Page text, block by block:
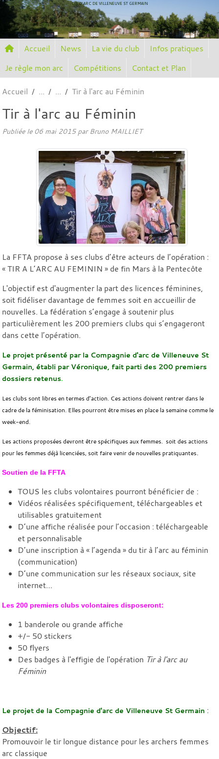
CIE D'ARC DE VILLENEUVE ST GERMAIN
Accueil News La vie du club
Infos pratiques
Je règle mon arc
Compétitions Contact et Plan
Accueil Tir à l'arc au Féminin
Tir à l'arc au Féminin
Publiée le 06 mai 2015par Bruno MAILLIET
La FFTA propose à ses clubs d’être acteurs de l’opération :
« TIR A L’ARC AU FEMININ » de fin Mars à la Pentecôte
L'objectif est d'augmenter la part des licences féminines,
soit fidéliser davantage de femmes soit en accueillir de
nouvelles. La fédération s’engage à soutenir plus
particulièrement les 200 premiers clubs qui s’engageront
dans cette l’opération.
Le projet présenté par la Compagnie d'arc de Villeneuve St
Germain, établi par Véronique, fait parti des 200 premiers
dossiers retenus.
Les clubs sont libres en termes d’action. Ces actions doivent rentrer dans le
cadre de la féminisation. Elles pourront être mises en place la semaine comme le
week-end.
Les actions proposées devront être spécifiques aux femmes. soit des actions
pour les femmes déjà licenciées, soit faire venir de nouvelles pratiquantes.
Soutien de la FFTA
TOUS les clubs volontaires pourront bénéficier de :
Vidéos réalisées spécifiquement, téléchargeables et
utilisables gratuitement
D’une affiche réalisée pour l’occasion : téléchargeable
et personnalisable
D’une inscription à « l’agenda » du tir à l’arc au féminin
(communication)
D’une communication sur les réseaux sociaux, site
internet…
Les 200 premiers clubs volontaires disposeront:
1 banderole ou grande affiche
+/- 50 stickers
50 flyers
Des badges à l'effigie de l'opération Tir à l'arc au
Féminin
Le projet de la Compagnie d'arc de Villeneuve St Germain :
Objectif:
Promouvoir le tir longue distance pour les archers femmes
arc classique
Panneau de gestion des cookies